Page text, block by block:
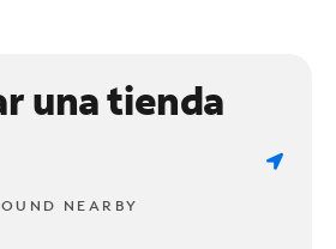
una tienda
NEARBY